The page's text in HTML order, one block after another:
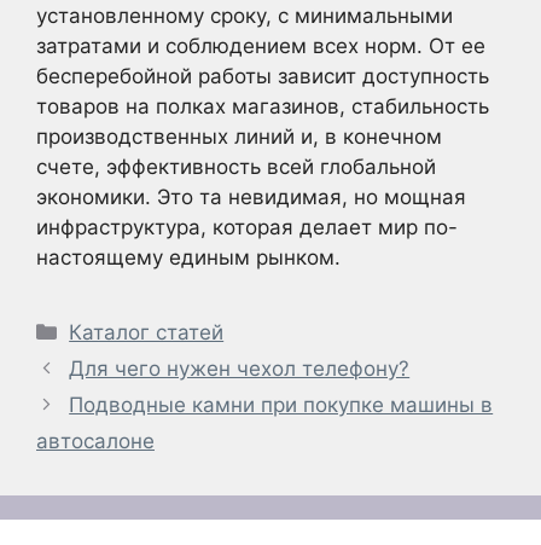
установленному сроку, с минимальными
затратами и соблюдением всех норм. От ее
бесперебойной работы зависит доступность
товаров на полках магазинов, стабильность
производственных линий и, в конечном
счете, эффективность всей глобальной
экономики. Это та невидимая, но мощная
инфраструктура, которая делает мир по-
настоящему единым рынком.
Рубрики
Каталог статей
Для чего нужен чехол телефону?
Подводные камни при покупке машины в
автосалоне